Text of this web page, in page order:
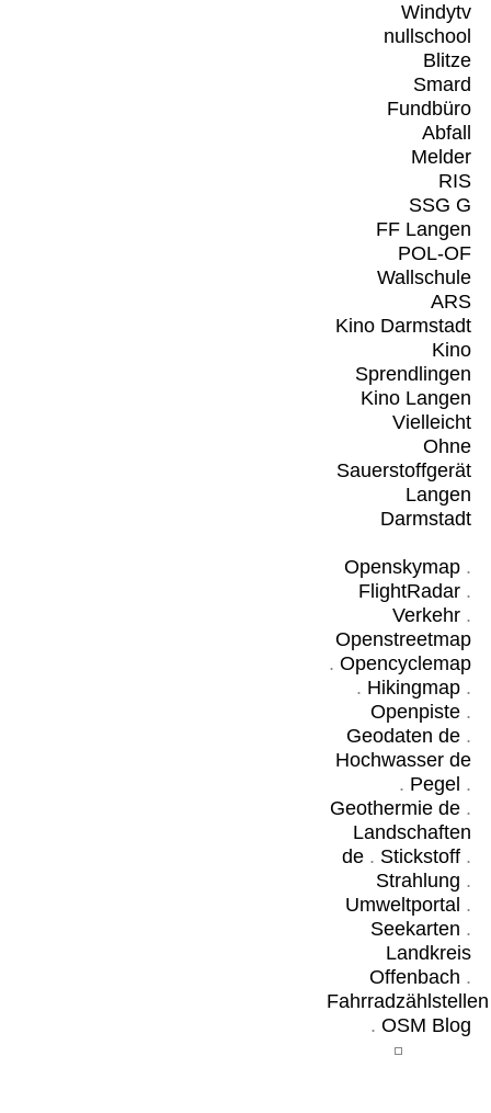
Windytv
nullschool
Blitze
Smard
Fundbüro
Abfall
Melder
RIS
SSG G
FF Langen
POL-OF
Wallschule
ARS
Kino Darmstadt
Kino
Sprendlingen
Kino Langen
Vielleicht
Ohne
Sauerstoffgerät
Langen
Darmstadt
Openskymap.
FlightRadar.
Verkehr.
Openstreetmap
. Opencyclemap
. Hikingmap.
Openpiste.
Geodaten de.
Hochwasser de
. Pegel .
Geothermie de.
Landschaften
de. Stickstoff.
Strahlung .
Umweltportal .
Seekarten .
Landkreis
Offenbach .
Fahrradzählstellen
. OSM Blog